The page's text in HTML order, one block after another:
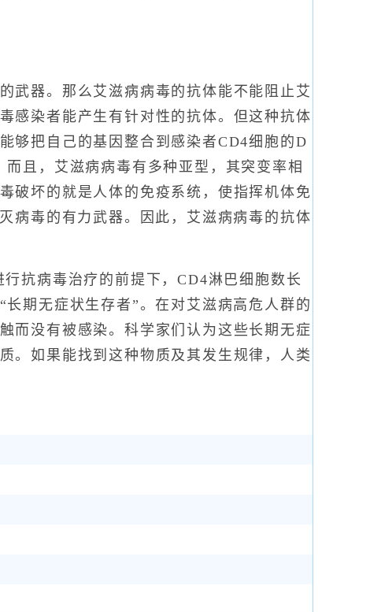
器。那么艾滋病病毒的抗体能不能阻止艾
感染者能产生有针对性的抗体。但这种抗体
够把自己的基因整合到感染者CD4细胞的D
且，艾滋病病毒有多种亚型，其突变率相
破坏的就是人体的免疫系统，使指挥机体免
毒的有力武器。因此，艾滋病病毒的抗体
抗病毒治疗的前提下，CD4淋巴细胞数长
期无症状生存者”。在对艾滋病高危人群的
而没有被感染。科学家们认为这些长期无症
。如果能找到这种物质及其发生规律，人类